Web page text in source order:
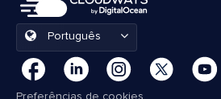
Português